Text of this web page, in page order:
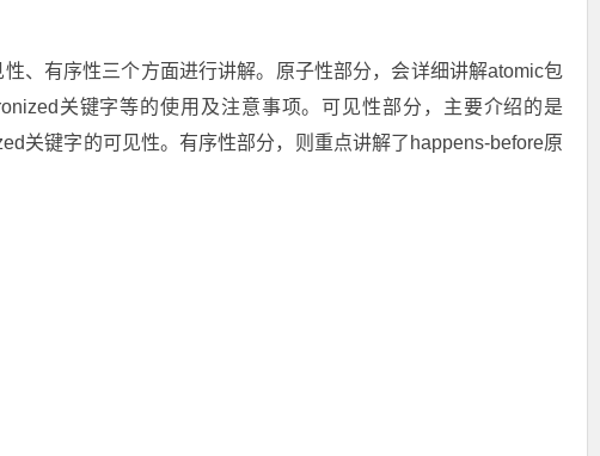
、有序性三个方面进行讲解。原子性部分，会详细讲解atomic包
关键字等的使用及注意事项。可见性部分，主要介绍的是
关键字的可见性。有序性部分，则重点讲解了happens-before原